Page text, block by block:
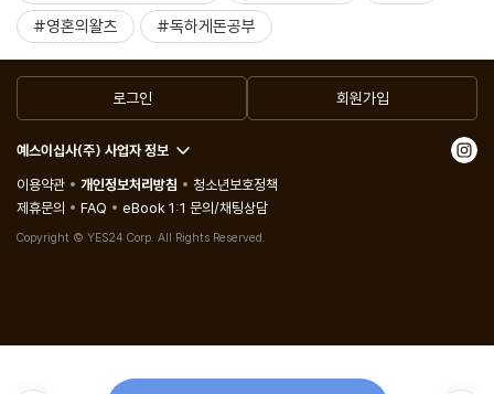
#영혼의왈츠
#독하게돈공부
로그인 회원가입
예스이십사(주) 사업자 정보
이용약관
개인정보처리방침
청소년보호정책
제휴문의
FAQ eBook 1:1 문의/채팅상담
Copyright © YES24 Corp. All Rights Reserved.